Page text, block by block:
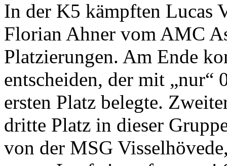
In der K5 kämpften Lucas
Florian Ahner vom AMC
Platzierungen. Am Ende
entscheiden, der mit „nur“
ersten Platz belegte.
dritte Platz in dieser
von der MSG